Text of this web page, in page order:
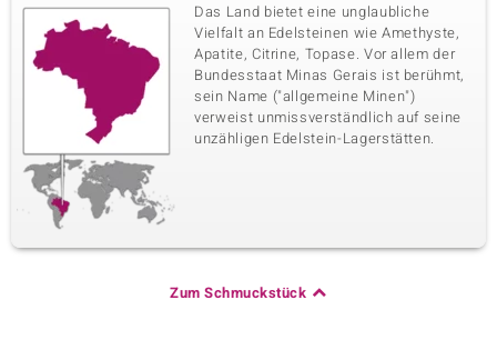
Das Land bietet eine unglaubliche
Vielfalt an Edelsteinen wie Amethyste,
Apatite, Citrine, Topase. Vor allem der
Bundesstaat Minas Gerais ist berühmt,
sein Name ("allgemeine Minen")
verweist unmissverständlich auf seine
unzähligen Edelstein-Lagerstätten.
Zum Schmuckstück